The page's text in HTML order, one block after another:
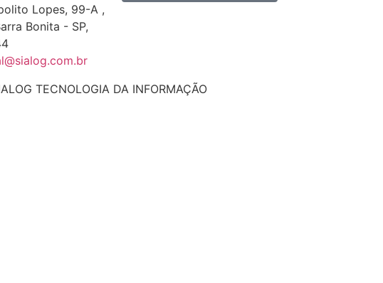
Lopes, 99-A ,
Bonita - SP,
TECNOLOGIA DA INFORMAÇÃO